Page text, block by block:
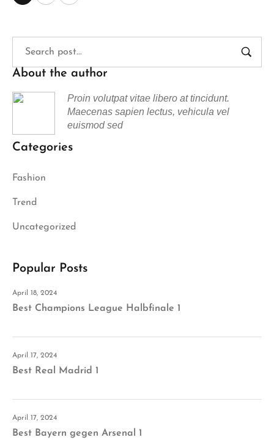
About the author
Proin volutpat vitae libero at tincidunt.
Maecenas sapien lectus, vehicula vel
euismod sed
Categories
Fashion
Trend
Uncategorized
Popular Posts
April 18, 2024
Best Champions League Halbfinale 1
April 17, 2024
Best Real Madrid 1
April 17, 2024
Best Bayern gegen Arsenal 1